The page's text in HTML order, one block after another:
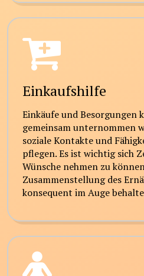
Einkaufshilfe
Einkäufe und Besorgungen
gemeinsam unternommen
soziale Kontakte und
pflegen. Es ist wichtig sich
Wünsche nehmen zu
Zusammenstellung des
konsequent im Auge